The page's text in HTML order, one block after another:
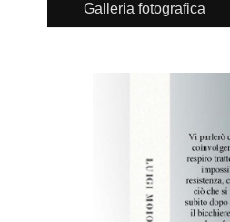
Galleria fotografica